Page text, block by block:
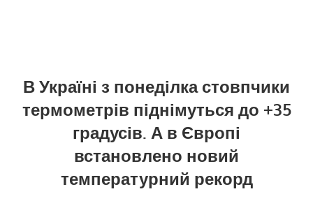
В Україні з понеділка стовпчики
термометрів піднімуться до +35
градусів. А в Європі
встановлено новий
температурний рекорд